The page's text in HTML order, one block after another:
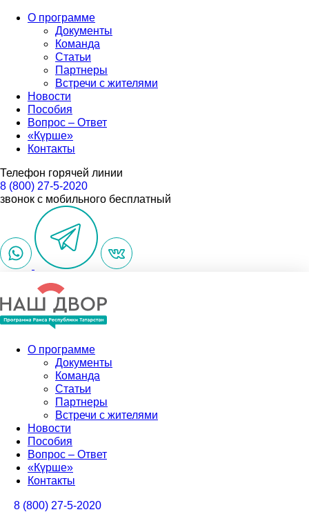
О программе
Документы
Команда
Статьи
Партнеры
Встречи с жителями
Новости
Пособия
Вопрос – Ответ
«Күрше»
Контакты
Телефон горячей линии
8 (800) 27-5-2020
звонок с мобильного бесплатный
О программе
Документы
Команда
Статьи
Партнеры
Встречи с жителями
Новости
Пособия
Вопрос – Ответ
«Күрше»
Контакты
8 (800) 27-5-2020